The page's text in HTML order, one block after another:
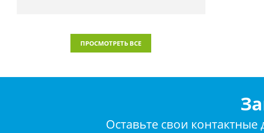
ПРОСМОТРЕТЬ ВСЕ
Оставьте свои